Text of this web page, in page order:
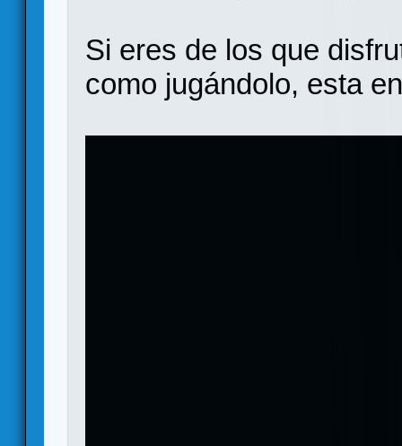
Si eres de los que
como jugándolo, esta